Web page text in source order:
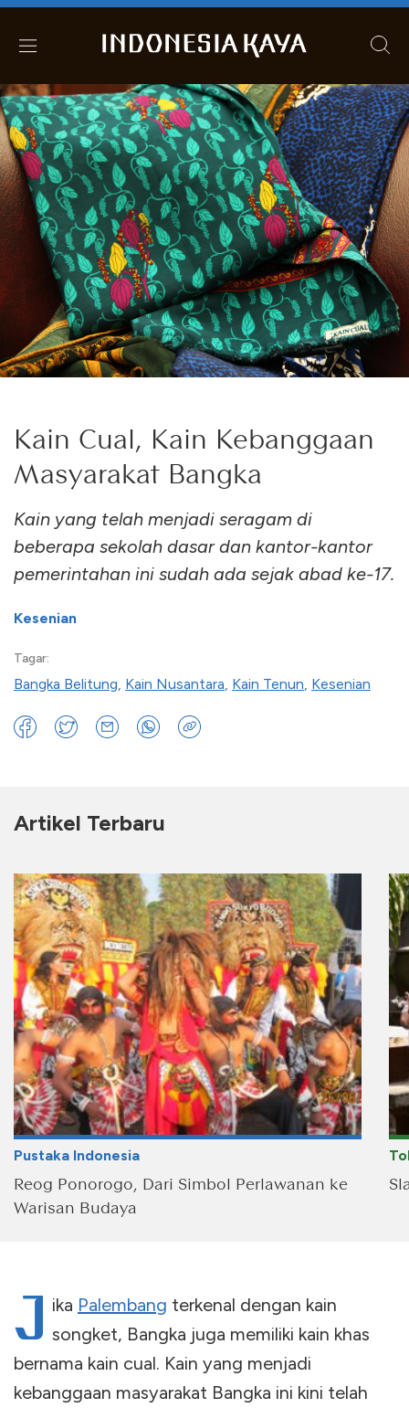
Kain Cual, Kain Kebanggaan
Masyarakat Bangka
Kain yang telah menjadi seragam di
beberapa sekolah dasar dan kantor-kantor
pemerintahan ini sudah ada sejak abad ke-17.
Kesenian
Tagar:
Bangka Belitung, Kain Nusantara, Kain Tenun, Kesenian
Artikel Terbaru
Pustaka Indonesia
Reog Ponorogo, Dari Simbol Perlawanan ke
Warisan Budaya
J ika Palembang terkenal dengan kain
songket, Bangka juga memiliki kain khas
bernama kain cual. Kain yang menjadi
kebanggaan masyarakat Bangka ini kini telah